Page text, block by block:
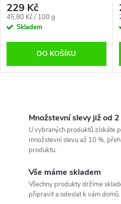
229 Kč
Měrná
cena:
45,80 Kč / 100 g
Skladem
DO KOŠÍKU
Množstevní slevy již od
U vybraných produktů získáte
množstevní slevu až 10 %,
produktu.
Vše máme skladem
Všechny produkty držíme
připravit a odeslat k vám domů.